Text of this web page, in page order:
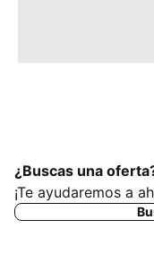
¿Buscas una
¡Te ayudaremos a